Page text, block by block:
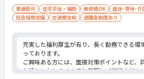
車通勤可 住宅手当・補助 無資格OK
産休･育休･介
社会保険完備
交通費支給 退職金制度あり
充実した福利厚生が有り、長く勤務できる環
っております。
ご興味ある方には、面接対策ポイントなど、
お話しいたしますのでお気軽にご相談くださ